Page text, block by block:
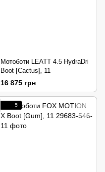
Мотоботи LEATT 4.5 HydraDri
Boot [Cactus], 11
16 875 грн
5